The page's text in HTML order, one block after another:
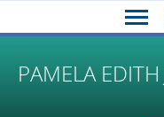
PAMELA
MENÚ
PRINCIPAL